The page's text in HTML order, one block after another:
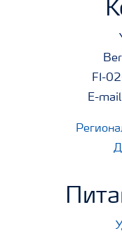
FI-
E-